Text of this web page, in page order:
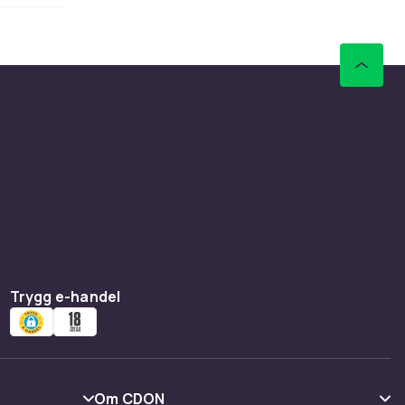
Trygg e-handel
Om CDON